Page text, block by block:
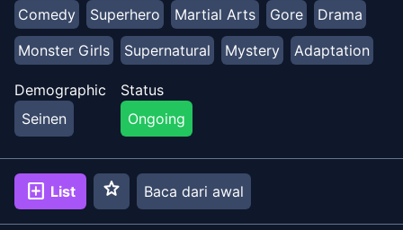
mendapatkan pengakuan yang layak atau dikenal oleh
orang-orang karena dia tidak menjadi bagian dari
Asosiasi Pahlawan. Ingin meningkatkan reputasinya,
padanya, sebagai imbalan untuk menerimanya sebagai
murid. Bersama-sama, keduanya mulai bekerja untuk
menjadi pahlawan sejati, berharap menemukan musuh
yang kuat dan mendapatkan rasa hormat dalam
prosesnya.
Comedy
Superhero Martial Arts Gore
Drama
Monster Girls
Supernatural Mystery Adaptation
Demographic
Seinen
Status
Ongoing
add_box List star Baca dari awal